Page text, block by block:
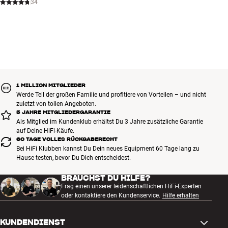
34
1 MILLION MITGLIEDER
Werde Teil der großen Familie und profitiere von Vorteilen – und nicht
zuletzt von tollen Angeboten.
5 JAHRE MITGLIEDERGARANTIE
Als Mitglied im Kundenklub erhältst Du 3 Jahre zusätzliche Garantie
auf Deine HiFi-Käufe.
60 TAGE VOLLES RÜCKGABERECHT
Bei HiFi Klubben kannst Du Dein neues Equipment 60 Tage lang zu
Hause testen, bevor Du Dich entscheidest.
BRAUCHST DU HILFE?
Frag einen unserer leidenschaftlichen HiFi-Experten
oder kontaktiere den Kundenservice. Hilfe erhalten
KUNDENDIENST